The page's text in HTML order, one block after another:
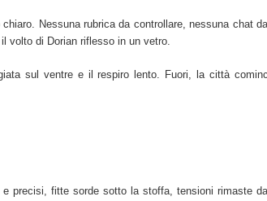
Nessuna rubrica da controllare, nessuna chat
volto di Dorian riflesso in un vetro.
sul ventre e il respiro lento. Fuori, la città
precisi, fitte sorde sotto la stoffa, tensioni rimaste